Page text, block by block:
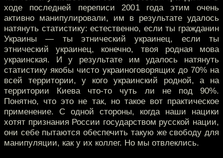
ходе последней переписи 2001 года этим очень
активно манипулировали, им в результате удалось
натянуть статистику: естественно, если ты гражданин
Украины — ты этнический украинец, если ты
этнический украинец, конечно, твоя родная мова
украинская. И у результате им удалось натянуть
статистику якобы чисто украиноговорящих до 70% на
всей территории, у кого украинский родной, а на
территории Киева что-то чуть ли не под 90%.
Понятно, что это не так, но такое вот практическое
применение. С одной стороны, когда наши нацики
хотят признания России государством русской нации,
они себе пытаются обеспечить такую же свободу для
манипуляции, как у их коллег. Но мы отвлеклись.